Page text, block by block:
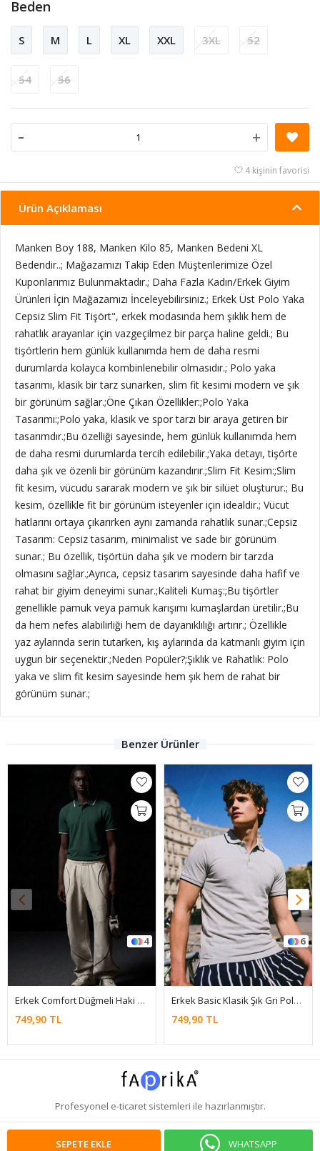
Beden
S M L XL XXL 3XL 52
54 56
- +
SEPETE EKLE WHATSAPP
4 kişinin favorisi
Ürün Açıklaması
Manken Boy 188, Manken Kilo 85, Manken Bedeni XL
Bedendir..; Mağazamızı Takip Eden Müşterilerimize Özel
Kuponlarımız Bulunmaktadır.; Daha Fazla Kadın/Erkek Giyim
Ürünleri İçin Mağazamızı İnceleyebilirsiniz.; Erkek Üst Polo Yaka
Cepsiz Slim Fit Tişört", erkek modasında hem şıklık hem de
rahatlık arayanlar için vazgeçilmez bir parça haline geldi.; Bu
tişörtlerin hem günlük kullanımda hem de daha resmi
durumlarda kolayca kombinlenebilir olmasıdır.; Polo yaka
tasarımı, klasik bir tarz sunarken, slim fit kesimi modern ve şık
bir görünüm sağlar.;Öne Çıkan Özellikler:;Polo Yaka
Tasarımı:;Polo yaka, klasik ve spor tarzı bir araya getiren bir
tasarımdır.;Bu özelliği sayesinde, hem günlük kullanımda hem
de daha resmi durumlarda tercih edilebilir.;Yaka detayı, tişörte
daha şık ve özenli bir görünüm kazandırır.;Slim Fit Kesim:;Slim
fit kesim, vücudu sararak modern ve şık bir silüet oluşturur.; Bu
kesim, özellikle fit bir görünüm isteyenler için idealdir.; Vücut
hatlarını ortaya çıkarırken aynı zamanda rahatlık sunar.;Cepsiz
Tasarım: Cepsiz tasarım, minimalist ve sade bir görünüm
sunar.; Bu özellik, tişörtün daha şık ve modern bir tarzda
olmasını sağlar.;Ayrıca, cepsiz tasarım sayesinde daha hafif ve
rahat bir giyim deneyimi sunar.;Kaliteli Kumaş:;Bu tişörtler
genellikle pamuk veya pamuk karışımı kumaşlardan üretilir.;Bu
da hem nefes alabilirliği hem de dayanıklılığı artırır.; Özellikle
yaz aylarında serin tutarken, kış aylarında da katmanlı giyim için
uygun bir seçenektir.;Neden Popüler?;Şıklık ve Rahatlık: Polo
yaka ve slim fit kesim sayesinde hem şık hem de rahat bir
görünüm sunar.;
Benzer Ürünler
4
Erkek Comfort Düğmeli Haki Polo Yaka Tişört
749,90 TL
6
Erkek Basic Klasik Şık Gri Polo Yaka Tişört
749,90 TL
Profesyonel e-ticaretsistemleri ile hazırlanmıştır.